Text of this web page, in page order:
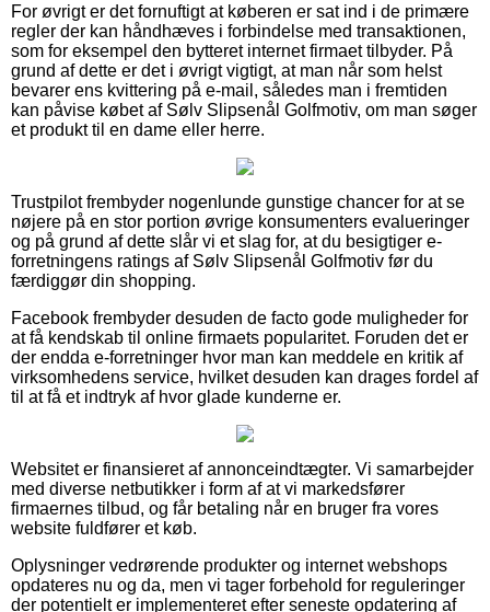
For øvrigt er det fornuftigt at køberen er sat ind i de primære
regler der kan håndhæves i forbindelse med transaktionen,
som for eksempel den bytteret internet firmaet tilbyder. På
grund af dette er det i øvrigt vigtigt, at man når som helst
bevarer ens kvittering på e-mail, således man i fremtiden
kan påvise købet af Sølv Slipsenål Golfmotiv, om man søger
et produkt til en dame eller herre.
Trustpilot frembyder nogenlunde gunstige chancer for at se
nøjere på en stor portion øvrige konsumenters evalueringer
og på grund af dette slår vi et slag for, at du besigtiger e-
forretningens ratings af Sølv Slipsenål Golfmotiv før du
færdiggør din shopping.
Facebook frembyder desuden de facto gode muligheder for
at få kendskab til online firmaets popularitet. Foruden det er
der endda e-forretninger hvor man kan meddele en kritik af
virksomhedens service, hvilket desuden kan drages fordel af
til at få et indtryk af hvor glade kunderne er.
Websitet er finansieret af annonceindtægter. Vi samarbejder
med diverse netbutikker i form af at vi markedsfører
firmaernes tilbud, og får betaling når en bruger fra vores
website fuldfører et køb.
Oplysninger vedrørende produkter og internet webshops
opdateres nu og da, men vi tager forbehold for reguleringer
der potentielt er implementeret efter seneste opdatering af